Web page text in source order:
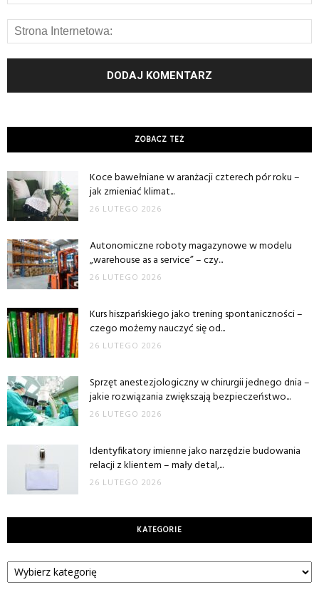
ZOBACZ TEŻ
Koce bawełniane w aranżacji czterech pór roku –
jak zmieniać klimat...
26 LUTEGO 2026
Autonomiczne roboty magazynowe w modelu
„warehouse as a service” – czy...
26 LUTEGO 2026
Kurs hiszpańskiego jako trening spontaniczności –
czego możemy nauczyć się od...
26 LUTEGO 2026
Sprzęt anestezjologiczny w chirurgii jednego dnia –
jakie rozwiązania zwiększają bezpieczeństwo...
26 LUTEGO 2026
Identyfikatory imienne jako narzędzie budowania
relacji z klientem – mały detal,...
26 LUTEGO 2026
KATEGORIE
Kategorie